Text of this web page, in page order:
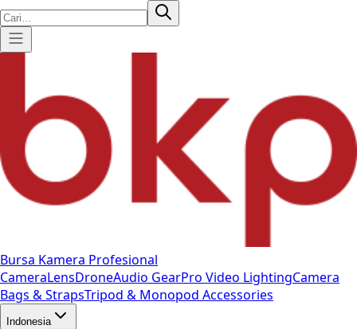
Bursa Kamera Profesional
CameraLensDroneAudio GearPro Video LightingCamera
Bags & StrapsTripod & Monopod Accessories
Indonesia